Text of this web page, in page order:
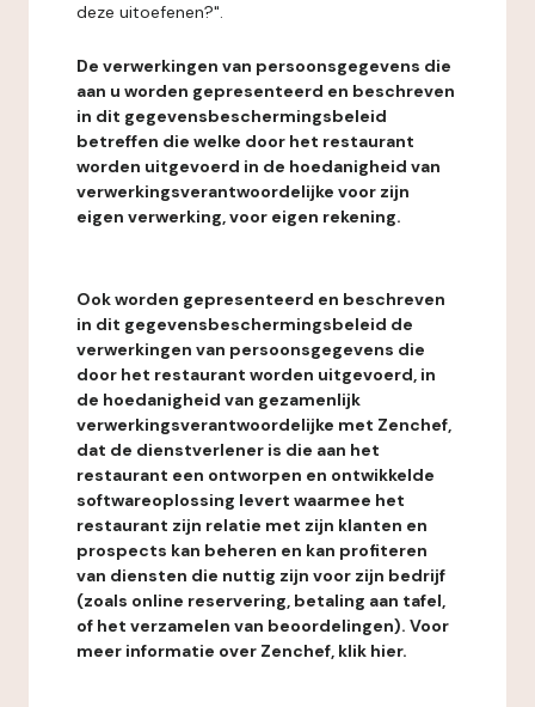
deze uitoefenen?".
De verwerkingen van persoonsgegevens die
aan u worden gepresenteerd en beschreven
in dit gegevensbeschermingsbeleid
betreffen die welke door het restaurant
worden uitgevoerd in de hoedanigheid van
verwerkingsverantwoordelijke voor zijn
eigen verwerking, voor eigen rekening.
Ook worden gepresenteerd en beschreven
in dit gegevensbeschermingsbeleid de
verwerkingen van persoonsgegevens die
door het restaurant worden uitgevoerd, in
de hoedanigheid van gezamenlijk
verwerkingsverantwoordelijke met Zenchef,
dat de dienstverlener is die aan het
restaurant een ontworpen en ontwikkelde
softwareoplossing levert waarmee het
restaurant zijn relatie met zijn klanten en
prospects kan beheren en kan profiteren
van diensten die nuttig zijn voor zijn bedrijf
(zoals online reservering, betaling aan tafel,
of het verzamelen van beoordelingen). Voor
meer informatie over Zenchef, klik hier.